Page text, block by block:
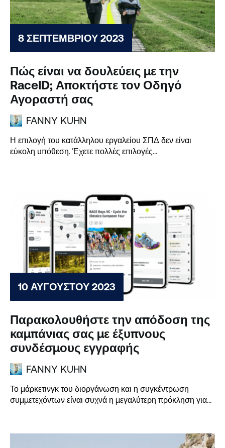
8 ΣΕΠΤΕΜΒΡΊΟΥ 2023
Πώς είναι να δουλεύεις με την
RaceID; Αποκτήστε τον Οδηγό
Αγοραστή σας
FANNY KUHN
Η επιλογή του κατάλληλου εργαλείου ΣΠΔ δεν είναι
εύκολη υπόθεση. Έχετε πολλές επιλογές...
10 ΑΥΓΟΎΣΤΟΥ 2023
Παρακολουθήστε την απόδοση της
καμπάνιας σας με έξυπνους
συνδέσμους εγγραφής
FANNY KUHN
Το μάρκετινγκ του διοργάνωση και η συγκέντρωση
συμμετεχόντων είναι συχνά η μεγαλύτερη πρόκληση για